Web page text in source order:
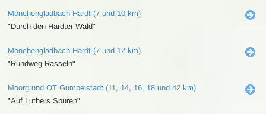
Mönchengladbach-Hardt (7 und 10 km)
"Durch den Hardter Wald"
Mönchengladbach-Hardt (7 und 12 km)
"Rundweg Rasseln"
Moorgrund OT Gumpelstadt (11, 14, 16, 18 und 42 km)
"Auf Luthers Spuren"